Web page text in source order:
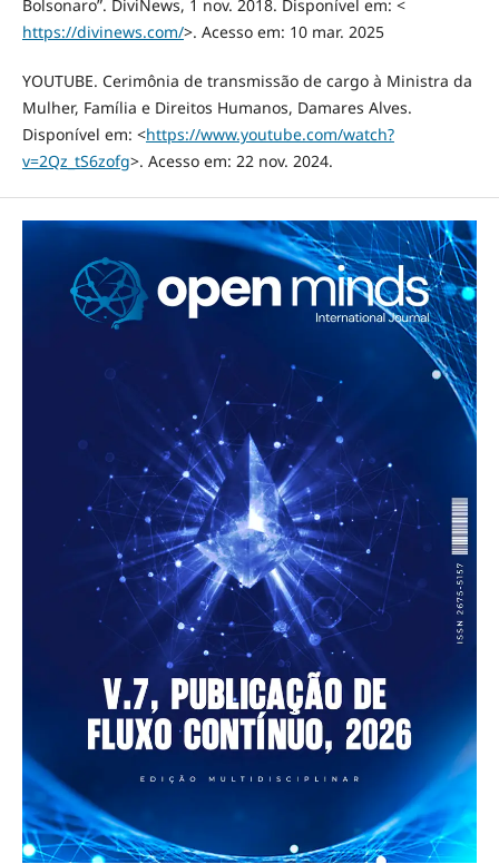
Bolsonaro”. DiviNews, 1 nov. 2018. Disponível em: <
https://divinews.com/>. Acesso em: 10 mar. 2025
YOUTUBE. Cerimônia de transmissão de cargo à Ministra da
Mulher, Família e Direitos Humanos, Damares Alves.
Disponível em: <https://www.youtube.com/watch?
v=2Qz_tS6zofg>. Acesso em: 22 nov. 2024.